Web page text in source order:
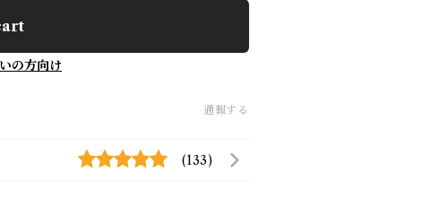
の方向け
通報する
(133)